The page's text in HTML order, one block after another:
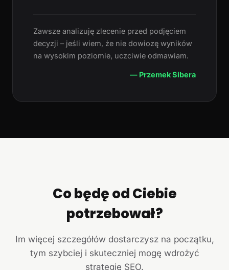
Zawsze analizuję zlecenie przed podjęciem
decyzji – jeśli wiem, że nie dowiozę wyników
na wysokim poziomie, uczciwie odmawiam.
— Przemek Sibera
Co będę od Ciebie
potrzebował?
Im więcej szczegółów dostarczysz na początku,
tym szybciej i skuteczniej mogę wdrożyć
strategię SEO.